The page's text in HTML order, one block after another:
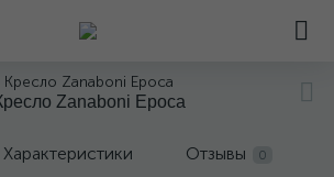
Кресло Zanaboni Epoca
Zanaboni Epoca
Характеристики Отзывы 0